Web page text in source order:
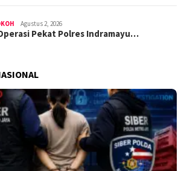
Agustus 2, 2026
Pekat Polres Indramayu…